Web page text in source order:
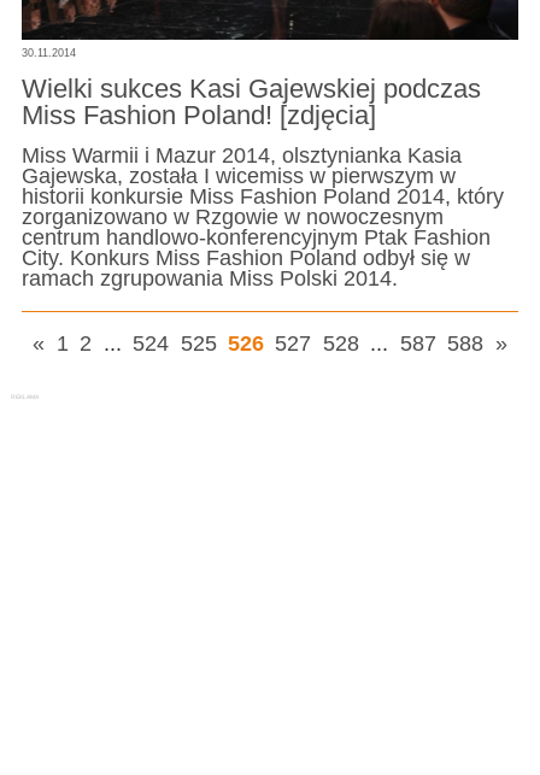
30.11.2014
Wielki sukces Kasi Gajewskiej podczas
Miss Fashion Poland! [zdjęcia]
Miss Warmii i Mazur 2014, olsztynianka Kasia
Gajewska, została I wicemiss w pierwszym w
historii konkursie Miss Fashion Poland 2014, który
zorganizowano w Rzgowie w nowoczesnym
centrum handlowo-konferencyjnym Ptak Fashion
City. Konkurs Miss Fashion Poland odbył się w
ramach zgrupowania Miss Polski 2014.
« 1 2 ... 524 525 526 527 528 ... 587 588 »